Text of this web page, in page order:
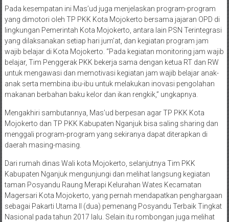
Pada kesempatan ini Mas’ud juga menjelaskan program-program
yang dimotori oleh TP PKK Kota Mojokerto bersama jajaran OPD di
lingkungan Pemerintah Kota Mojokerto, antara lain PSN Terintegrasi
yang dilaksanakan setiap hari jum’at, dan kegiatan program jam
wajib belajar di Kota Mojokerto. “Pada kegiatan monitoring jam wajib
belajar, Tim Penggerak PKK bekerja sama dengan ketua RT dan RW
untuk mengawasi dan memotivasi kegiatan jam wajib belajar anak-
anak serta membina ibu-ibu untuk melakukan inovasi pengolahan
makanan berbahan baku kelor dan ikan rengkik,” ungkapnya.
Mengakhiri sambutannya, Mas’ud berpesan agar TP PKK Kota
Mojokerto dan TP PKK Kabupaten Nganjuk bisa saling sharing dan
menggali program-program yang sekiranya dapat diterapkan di
daerah masing-masing.
Dari rumah dinas Wali kota Mojokerto, selanjutnya Tim PKK
Kabupaten Nganjuk mengunjungi dan melihat langsung kegiatan
taman Posyandu Raung Merapi Kelurahan Wates Kecamatan
Magersari Kota Mojokerto, yang pernah mendapatkan penghargaan
sebagai Pakarti Utama II (dua) pemenang Posyandu Terbaik Tingkat
Nasional pada tahun 2017 lalu. Selain itu rombongan juga melihat